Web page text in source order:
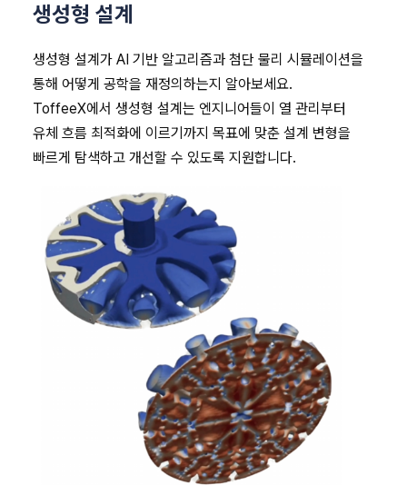
생성형 설계
생성형 설계가 AI 기반 알고리즘과 첨단 물리 시뮬레이션을
통해 어떻게 공학을 재정의하는지 알아보세요.
ToffeeX에서 생성형 설계는 엔지니어들이 열 관리부터
유체 흐름 최적화에 이르기까지 목표에 맞춘 설계 변형을
빠르게 탐색하고 개선할 수 있도록 지원합니다.